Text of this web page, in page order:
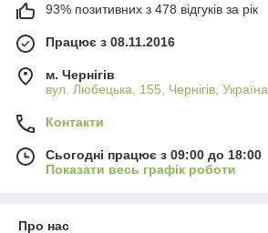
93% позитивних з 478 відгуків за рік
Працює з 08.11.2016
м. Чернігів
вул. Любецька, 155, Чернігів, Україна
Контакти
Сьогодні працює з 09:00 до 18:00
Показати весь графік роботи
Про нас